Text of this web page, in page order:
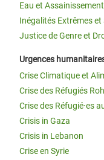
Eau et Assainissement
Inégalités Extrêmes et
Justice de Genre et
Urgences
Crise Climatique et
Crise des Réfugiés
Crise des Réfugié·es
Crisis in Gaza
Crisis in Lebanon
Crise en Syrie